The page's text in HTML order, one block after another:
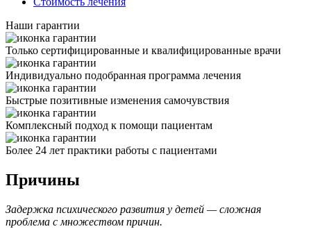
Наши гарантии
Только сертифицированные и квалифицированные врачи
Индивидуально подобранная программа лечения
Быстрые позитивные изменения самочувствия
Комплексный подход к помощи пациентам
Более 24 лет практики работы с пациентами
Причины
Задержка психического развития у детей — сложная
проблема с множеством причин.